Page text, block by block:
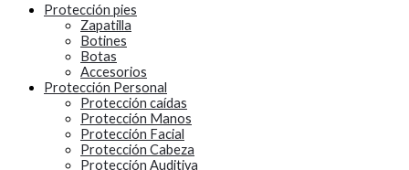
Protección pies
Zapatilla
Botines
Botas
Accesorios
Protección Personal
Protección caídas
Protección Manos
Protección Facial
Protección Cabeza
Protección Auditiva